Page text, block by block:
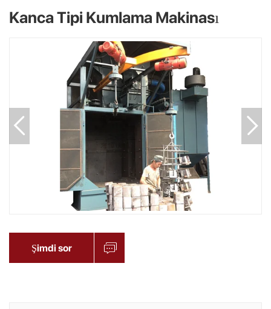
Kanca Tipi Kumlama Makinası
Şimdi sor